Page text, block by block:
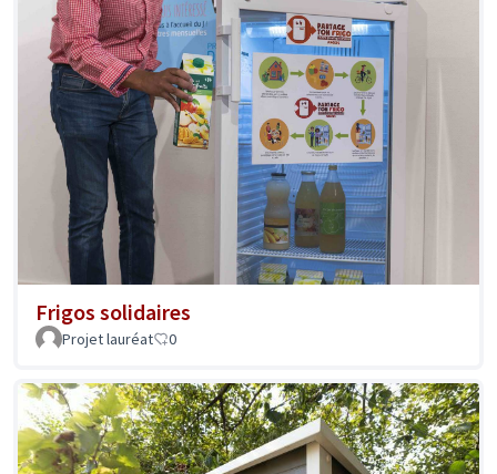
Frigos solidaires
Projet lauréat 0